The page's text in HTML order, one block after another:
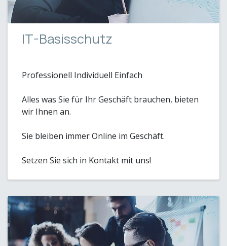
IT-Basisschutz
Professionell Individuell Einfach
Alles was Sie für Ihr Geschäft brauchen, bieten
wir Ihnen an.
Sie bleiben immer Online im Geschäft.
Setzen Sie sich in Kontakt mit uns!